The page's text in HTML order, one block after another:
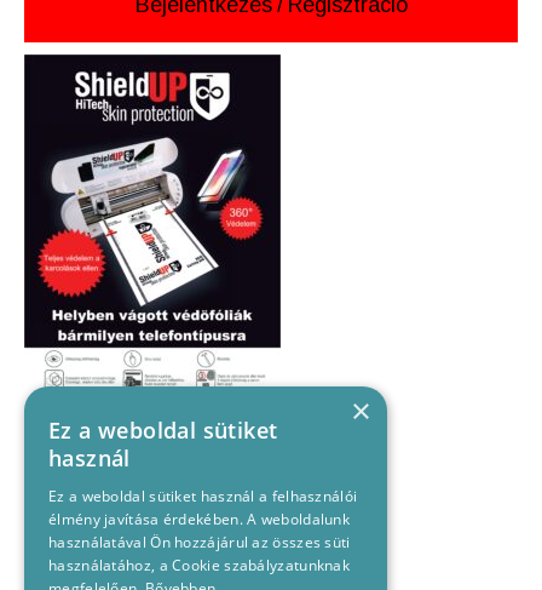
Bejelentkezés / Regisztráció
×
Ez a weboldal sütiket
használ
Ez a weboldal sütiket használ a felhasználói
élmény javítása érdekében. A weboldalunk
használatával Ön hozzájárul az összes süti
használatához, a Cookie szabályzatunknak